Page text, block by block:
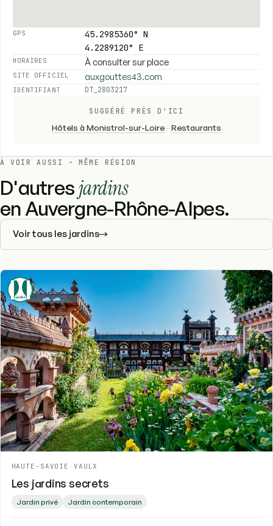
GPS
45.2985360° N
4.2289120° E
HORAIRES À consulter sur place
SITE OFFICIEL auxgouttes43.com
IDENTIFIANT DT_2803217
SUGGÉRÉ PRÈS D'ICI
Hôtels à Monistrol-sur-Loire-Restaurants
À VOIR AUSSI - MÊME RÉGION
D'autresjardins
en Auvergne-Rhône-Alpes.
Voir tous les jardins
HAUTE-SAVOIE - VAULX
Les jardins secrets
Jardin privé Jardin contemporain